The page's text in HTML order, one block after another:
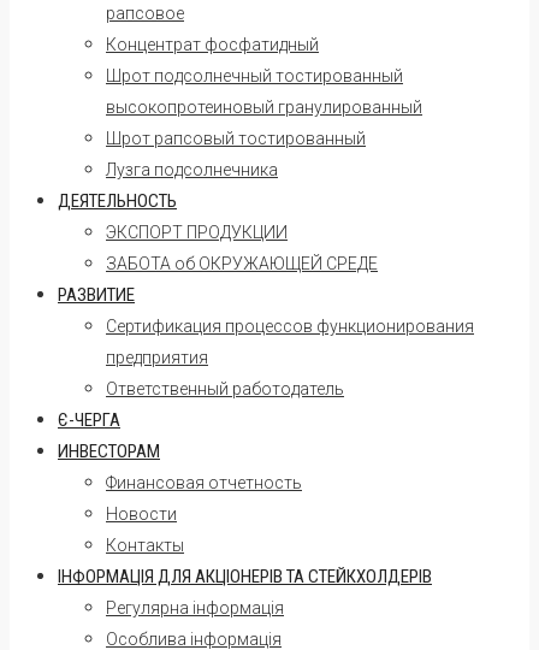
рапсовое
Концентрат фосфатидный
Шрот подсолнечный тостированный
высокопротеиновый гранулированный
Шрот рапсовый тостированный
Лузга подсолнечника
ДЕЯТЕЛЬНОСТЬ
ЭКСПОРТ ПРОДУКЦИИ
ЗАБОТА об ОКРУЖАЮЩЕЙ СРЕДЕ
РАЗВИТИЕ
Сертификация процессов функционирования
предприятия
Ответственный работодатель
Є-ЧЕРГА
ИНВЕСТОРАМ
Финансовая отчетность
Новости
Контакты
ІНФОРМАЦІЯ ДЛЯ АКЦІОНЕРІВ ТА СТЕЙКХОЛДЕРІВ
Регулярна інформація
Oсоблива інформація